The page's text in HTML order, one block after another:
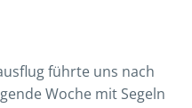
führte uns nach
Woche mit Segeln